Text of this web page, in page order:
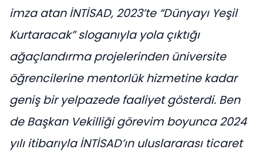
imza atan İNTİSAD, 2023’te “Dünyayı Yeşil
Kurtaracak” sloganıyla yola çıktığı
ağaçlandırma projelerinden üniversite
öğrencilerine mentorlük hizmetine kadar
geniş bir yelpazede faaliyet gösterdi. Ben
de Başkan Vekilliği görevim boyunca 2024
yılı itibarıyla İNTİSAD’ın uluslararası ticaret